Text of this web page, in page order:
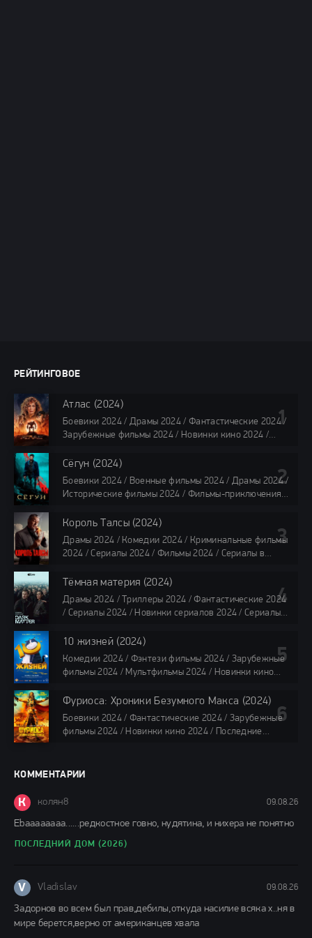
РЕЙТИНГОВОЕ
Атлас (2024)
Боевики 2024 / Драмы 2024 / Фантастические 2024 /
Зарубежные фильмы 2024 / Новинки кино 2024 /
Фильмы 4K / Фильмы 2024 / Популярные фильмы /
Смотреть фильмы онлайн
118 мин.
Сёгун (2024)
Боевики 2024 / Военные фильмы 2024 / Драмы 2024 /
Исторические фильмы 2024 / Фильмы-приключения
Сериалы 4K / Фильмы 2024 / Сериалы в озвучке
TVShows / Сериалы в озвучке LostFilm / Сериалы в
озвучке HDrezka Studio / Смотреть фильмы онлайн
все серии по 45 минут
Король Талсы (2024)
Драмы 2024 / Комедии 2024 / Криминальные фильмы
2024 / Сериалы 2024 / Фильмы 2024 / Сериалы в
Сериалы в озвучке HDrezka Studio / Смотреть фильмы
онлайн
40 мин
Тёмная материя (2024)
Драмы 2024 / Триллеры 2024 / Фантастические 2024
/ Сериалы 2024 / Новинки сериалов 2024 / Сериалы
Сериалы в озвучке LostFilm / Сериалы в озвучке
HDrezka Studio / Смотреть фильмы онлайн
все серии по 45 мин.
10 жизней (2024)
Комедии 2024 / Фэнтези фильмы 2024 / Зарубежные
фильмы 2024 / Мультфильмы 2024 / Новинки кино
/ Фильмы 2024 / Популярные фильмы / Смотреть
фильмы онлайн
88 мин.
Фуриоса: Хроники Безумного Макса (2024)
Боевики 2024 / Фантастические 2024 / Зарубежные
фильмы 2024 / Новинки кино 2024 / Последние
фильмы онлайн
КОММЕНТАРИИ
К колян8 09.08.26
Еbaaaaaaaa......редкостное говно, нудятина, и нихера не понятно
ПОСЛЕДНИЙ ДОМ (2026)
V Vladislav 09.08.26
Задорнов во всем был прав,дебилы,откуда насилие всяка х..ня в
мире берется,верно от американцев хвала